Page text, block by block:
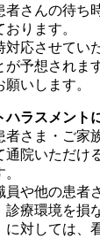
者さんの待ち
ります。
対応させてい
が予想されま
いします。
ハラスメント
者さま・ご家
通院いただけ
員や他の患者
診療環境を損
に対しては、